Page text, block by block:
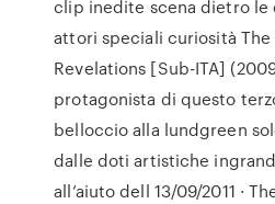
clip inedite scena dietro
attori speciali curiosità
Revelations [Sub-ITA]
protagonista di questo
belloccio alla lundgreen
dalle doti artistiche
all’aiuto dell 13/09/2011 ·